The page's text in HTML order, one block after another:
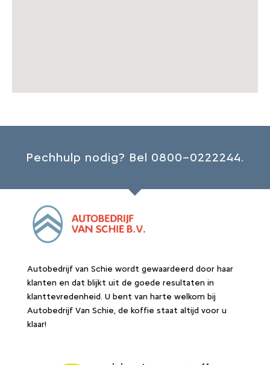
Pechhulp nodig? Bel 0800–0222244.
Autobedrijf van Schie wordt gewaardeerd door haar
klanten en dat blijkt uit de goede resultaten in
klanttevredenheid. U bent van harte welkom bij
Autobedrijf Van Schie, de koffie staat altijd voor u
klaar!